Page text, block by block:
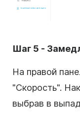
Шаг 5 -
На правой
"Скорость".
выбрав в